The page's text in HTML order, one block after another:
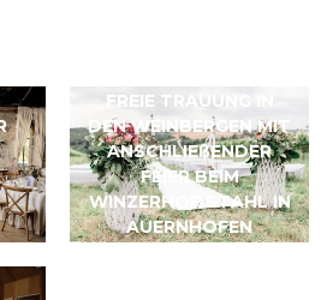
FREIE TRAUUNG IN
DEN WEINBERGEN MIT
ANSCHLIEßENDER
FEIER BEIM
WINZERHOF STAHL IN
AUERNHOFEN